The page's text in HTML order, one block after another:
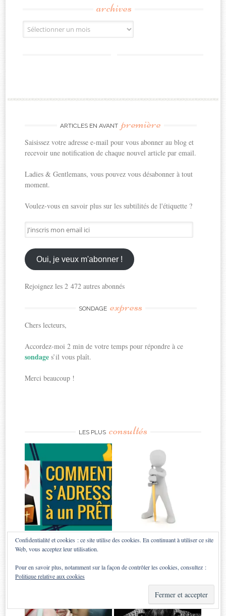
archives
Archives
ARTICLES EN AVANT première
Saisissez votre adresse e-mail pour vous abonner au blog et
recevoir une notification de chaque nouvel article par email.
Ladies & Gentlemans, vous pouvez vous désabonner à tout
moment.
Voulez-vous en savoir plus sur les subtilités de l'étiquette ?
J'inscris
mon
email
ici
Oui, je veux m'abonner !
Rejoignez les 2 472 autres abonnés
SONDAGE express
Chers lecteurs,
Accordez-moi 2 min de votre temps pour répondre à ce
sondages’il vous plaît.
Merci beaucoup !
LES PLUS consultés
Confidentialité et cookies : ce site utilise des cookies. En continuant à utiliser ce site
Web, vous acceptez leur utilisation.
Pour en savoir plus, notamment sur la façon de contrôler les cookies, consultez :
Politique relative aux cookies